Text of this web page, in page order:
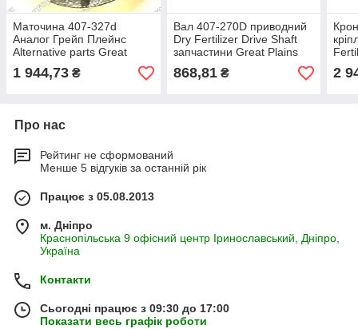
Маточина 407-327d
Аналог Грейп Плейнс
Alternative parts Great
Plains HUB ступиця 407-
327д
1 944,73 ₴
Вал 407-270D приводний
Dry Fertilizer Drive Shaft
запчастини Great Plains
PD8070 407-270d
868,81₴ 2
Про нас
Рейтинг не сформований
Менше 5 відгуків за останній рік
Працює з 05.08.2013
м. Дніпро
Краснопільська 9 офісний центр Іринославський, Дніпро,
Україна
Контакти
Сьогодні працює з 09:30 до 17:00
Показати весь графік роботи